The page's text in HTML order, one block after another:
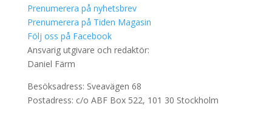
Prenumerera på nyhetsbrev
Prenumerera på Tiden Magasin
Följ oss på Facebook
Ansvarig utgivare och redaktör:
Daniel Färm
Besöksadress: Sveavägen 68
Postadress: c/o ABF Box 522, 101 30 Stockholm